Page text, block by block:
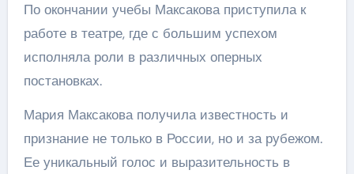
По окончании учебы Максакова приступила к
работе в театре, где с большим успехом
исполняла роли в различных оперных
постановках.
Мария Максакова получила известность и
признание не только в России, но и за рубежом.
Ее уникальный голос и выразительность в